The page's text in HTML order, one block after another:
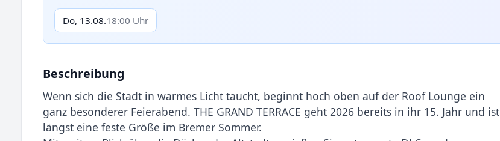
Do, 13.08.18:00 Uhr
Beschreibung
Wenn sich die Stadt in warmes Licht taucht, beginnt hoch oben auf der Roof Lounge ein
ganz besonderer Feierabend. THE GRAND TERRACE geht 2026 bereits in ihr 15. Jahr und ist
längst eine feste Größe im Bremer Sommer.